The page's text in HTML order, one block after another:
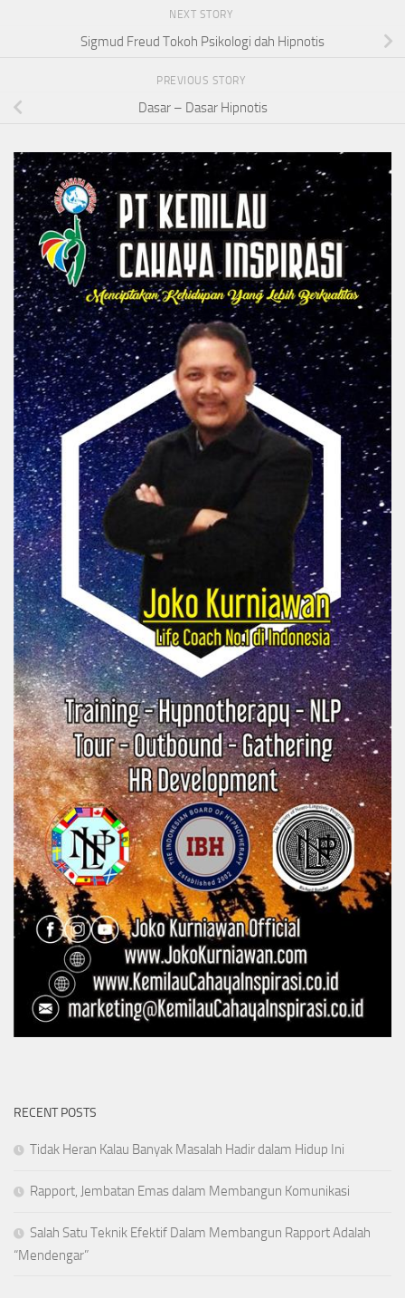
NEXT STORY
Sigmud Freud Tokoh Psikologi dah Hipnotis
PREVIOUS STORY
Dasar – Dasar Hipnotis
RECENT POSTS
Tidak Heran Kalau Banyak Masalah Hadir dalam Hidup Ini
Rapport, Jembatan Emas dalam Membangun Komunikasi
Salah Satu Teknik Efektif Dalam Membangun Rapport Adalah
“Mendengar”